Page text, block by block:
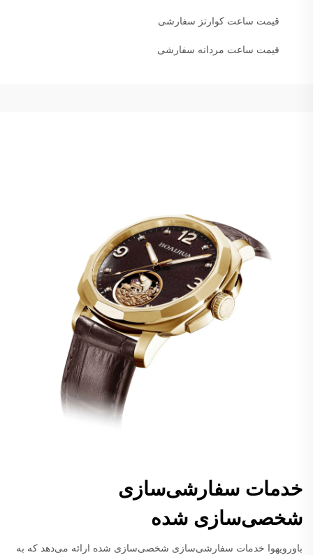
قیمت ساعت کوارتز سفارشی
قیمت ساعت مردانه سفارشی
خدمات سفارشی‌سازی
شخصی‌سازی شده
باورویهوا خدمات سفارشی‌سازی شخصی‌سازی شده ارائه می‌دهد که به